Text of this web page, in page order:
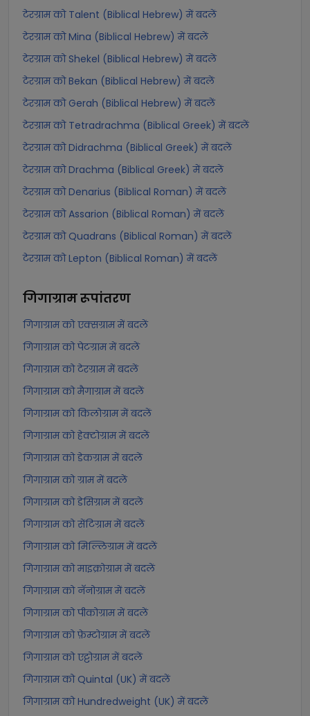
टेरग्राम को Talent (Biblical Hebrew) में बदलें
टेरग्राम को Mina (Biblical Hebrew) में बदलें
टेरग्राम को Shekel (Biblical Hebrew) में बदलें
टेरग्राम को Bekan (Biblical Hebrew) में बदलें
टेरग्राम को Gerah (Biblical Hebrew) में बदलें
टेरग्राम को Tetradrachma (Biblical Greek) में बदलें
टेरग्राम को Didrachma (Biblical Greek) में बदलें
टेरग्राम को Drachma (Biblical Greek) में बदलें
टेरग्राम को Denarius (Biblical Roman) में बदलें
टेरग्राम को Assarion (Biblical Roman) में बदलें
टेरग्राम को Quadrans (Biblical Roman) में बदलें
टेरग्राम को Lepton (Biblical Roman) में बदलें
गिगाग्रामरूपांतरण
गिगाग्राम को एक्सग्राम में बदलें
गिगाग्राम को पेटग्राम में बदलें
गिगाग्राम को टेरग्राम में बदलें
गिगाग्राम को मैगाग्राम में बदलें
गिगाग्राम को किलोग्राम में बदलें
गिगाग्राम को हेक्टोग्राम में बदलें
गिगाग्राम को डेकग्राम में बदलें
गिगाग्राम को ग्राम में बदलें
गिगाग्राम को डेसिग्राम में बदलें
गिगाग्राम को सेंटिग्राम में बदलें
गिगाग्राम को मिल्लिग्राम में बदलें
गिगाग्राम को माइक्रोग्राम में बदलें
गिगाग्राम को नॅनोग्राम में बदलें
गिगाग्राम को पीकोग्राम में बदलें
गिगाग्राम को फ़ेम्टोग्राम में बदलें
गिगाग्राम को एट्टोग्राम में बदलें
गिगाग्राम को Quintal (UK) में बदलें
गिगाग्राम को Hundredweight (UK) में बदलें